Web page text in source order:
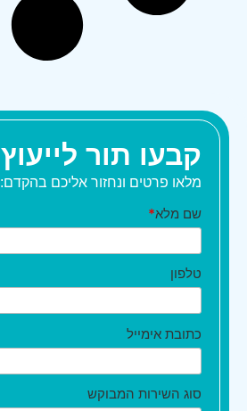
קבעו תור לייעוץ
מלאו פרטים ונחזור אליכם בהקדם:
שם מלא*
טלפון
כתובת אימייל
סוג השירות המבוקש